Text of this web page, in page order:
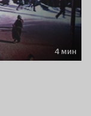
4 мин